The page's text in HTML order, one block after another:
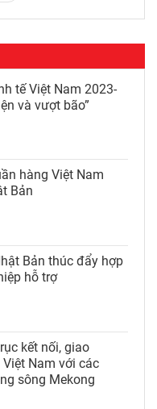
tế Việt Nam 2023-
và vượt bão”
hàng Việt Nam
Bản
Bản thúc đẩy hợp
hỗ trợ
kết nối, giao
Nam với các
sông Mekong